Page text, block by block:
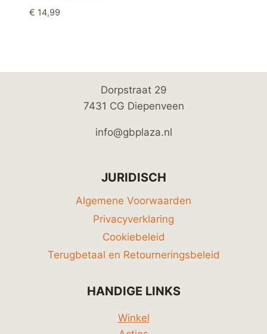
€ 14,99
Dorpstraat 29
7431 CG Diepenveen
info@gbplaza.nl
JURIDISCH
Algemene Voorwaarden
Privacyverklaring
Cookiebeleid
Terugbetaal en Retourneringsbeleid
HANDIGE LINKS
Winkel